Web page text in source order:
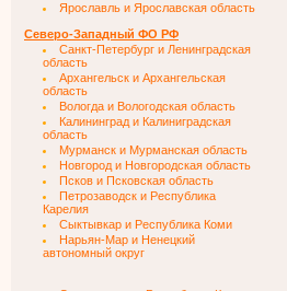
Ярославль и Ярославская область
Северо-Западный ФО РФ
Санкт-Петербург и Ленинградская
область
Архангельск и Архангельская
область
Вологда и Вологодская область
Калининград и Калиниградская
область
Мурманск и Мурманская область
Новгород и Новгородская область
Псков и Псковская область
Петрозаводск и Республика
Карелия
Сыктывкар и Республика Коми
Нарьян-Мар и Ненецкий
автономный округ